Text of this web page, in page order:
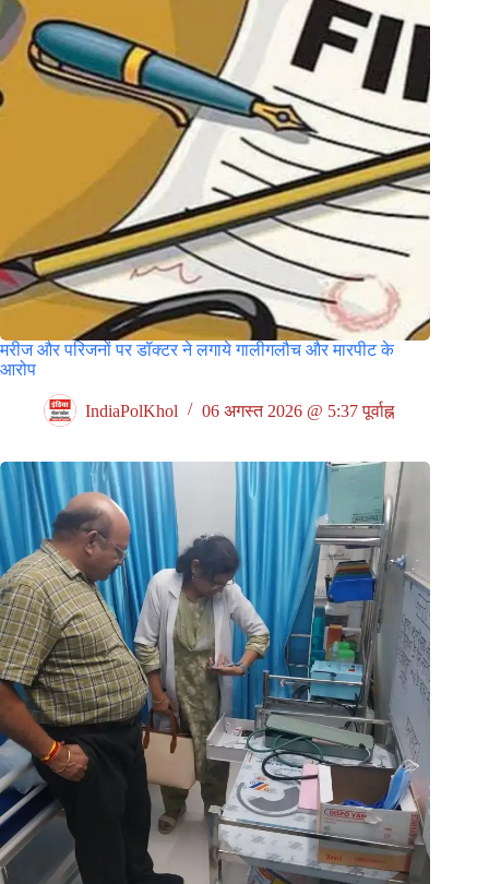
मरीज और परिजनों पर डॉक्टर ने लगाये गालीगलौच और मारपीट के
आरोप
IndiaPolKhol 06 अगस्त 2026 @ 5:37 पूर्वाह्न